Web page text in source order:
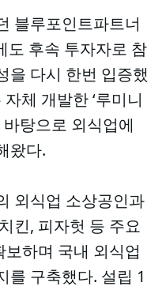
블루포인트파트너
도 후속 투자자로 참
을 다시 한번 입증했
체 개발한 ‘루미니
탕으로 외식업에
왔다.
외식업 소상공인과
킨, 피자헛 등 주요
하며 국내 외식업
를 구축했다. 설립 1